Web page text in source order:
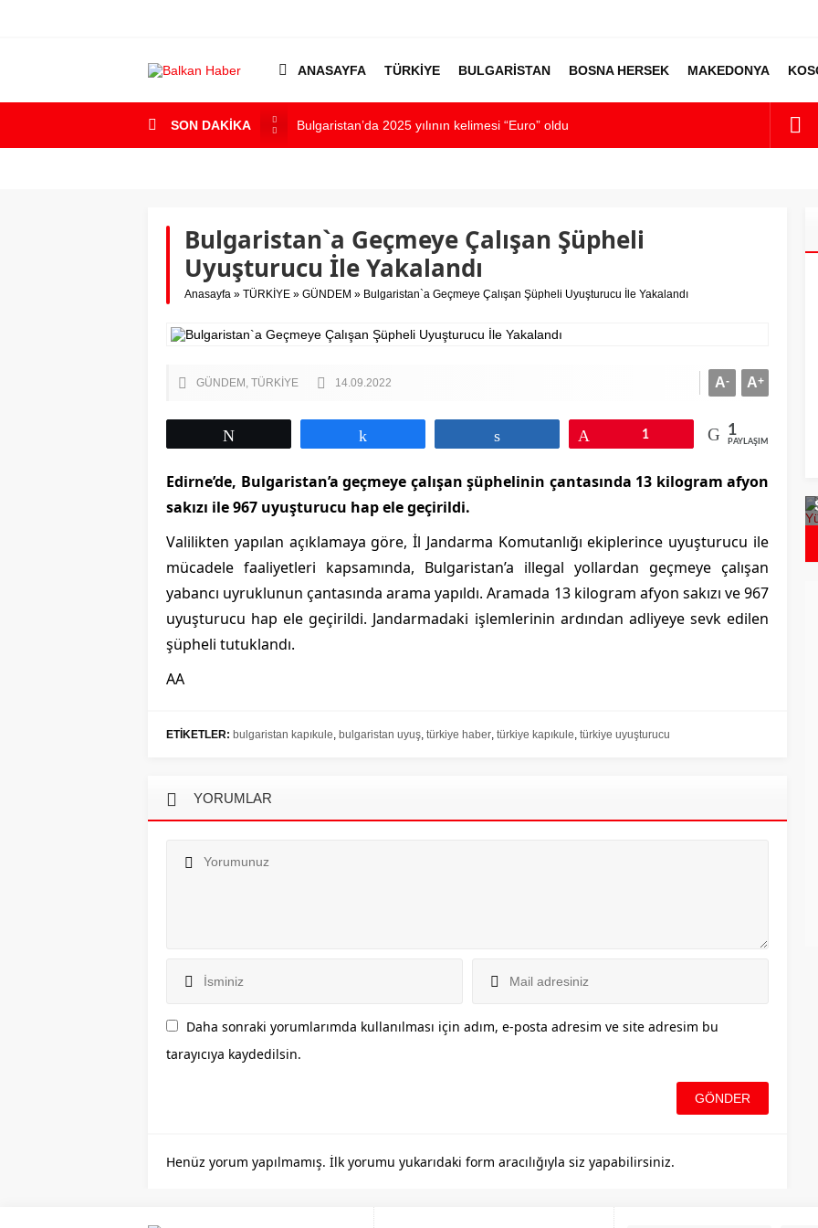
ANASAYFA TÜRKİYE BULGARİSTAN BOSNA HERSEK MAKEDONYA
SON DAKİKA
Bulgaristan’da 2025 yılının kelimesi “Euro” oldu
Bulgaristan’dan İspanya’ya destek
Bulgaristan’da Emeklilikten Sonra Çalışan Sayısı Artıyor
Bulgaristan`a Geçmeye Çalışan Şüpheli
Uyuşturucu İle Yakalandı
Anasayfa » TÜRKİYE » GÜNDEM » Bulgaristan`a Geçmeye Çalışan Şüpheli Uyuşturucu İle Yakalandı
GÜNDEM TÜRKİYE 14.09.2022 A+
A-
1 1
PAYLAŞIMLAR
Edirne’de, Bulgaristan’a geçmeye çalışan şüphelinin çantasında 13 kilogram afyon
sakızı ile 967 uyuşturucu hap ele geçirildi.
Valilikten yapılan açıklamaya göre, İl Jandarma Komutanlığı ekiplerince uyuşturucu ile
mücadele faaliyetleri kapsamında, Bulgaristan’a illegal yollardan geçmeye çalışan
yabancı uyruklunun çantasında arama yapıldı. Aramada 13 kilogram afyon sakızı ve 967
uyuşturucu hap ele geçirildi. Jandarmadaki işlemlerinin ardından adliyeye sevk edilen
şüpheli tutuklandı.
AA
ETİKETLER: bulgaristan kapıkule, bulgaristan uyuş, türkiye haber, türkiye kapıkule, türkiye uyuşturucu
YORUMLAR
Daha sonraki yorumlarımda kullanılması için adım, e-posta adresim ve site adresim bu
tarayıcıya kaydedilsin.
Henüz yorum yapılmamış. İlk yorumu yukarıdaki form aracılığıyla siz yapabilirsiniz.
Hızlı Yayılan Yeni Varyant Tespit
Edildi
Artış